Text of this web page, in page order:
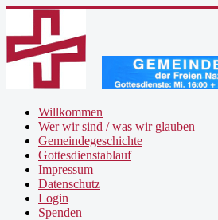
Willkommen
Wer wir sind / was wir glauben
Gemeindegeschichte
Gottesdienstablauf
Impressum
Datenschutz
Login
Spenden